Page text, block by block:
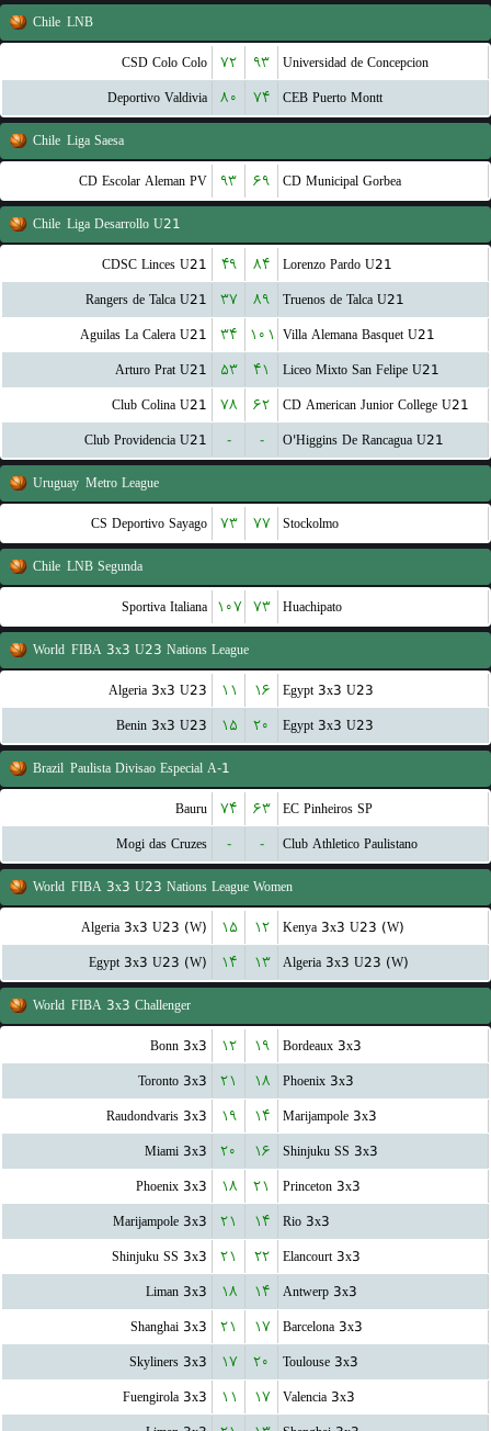
Chile LNB
CSD Colo Colo ۷۲ ۹۳ Universidad de Concepcion
Deportivo Valdivia ۸۰ ۷۴ CEB Puerto Montt
Chile Liga Saesa
CD Escolar Aleman PV ۹۳ ۶۹ CD Municipal Gorbea
Chile Liga Desarrollo U21
CDSC Linces U21 ۴۹ ۸۴ Lorenzo Pardo U21
Rangers de Talca U21 ۳۷ ۸۹ Truenos de Talca U21
Aguilas La Calera U21 ۳۴ ۱۰۱ Villa Alemana Basquet U21
Arturo Prat U21 ۵۳ ۴۱ Liceo Mixto San Felipe U21
Club Colina U21 ۷۸ ۶۲ CD American Junior College U21
Club Providencia U21 - - O'Higgins De Rancagua U21
Uruguay Metro League
CS Deportivo Sayago ۷۳ ۷۷ Stockolmo
Chile LNB Segunda
Sportiva Italiana ۱۰۷ ۷۳ Huachipato
World FIBA 3x3 U23 Nations League
Algeria 3x3 U23 ۱۱ ۱۶ Egypt 3x3 U23
Benin 3x3 U23 ۱۵ ۲۰ Egypt 3x3 U23
Brazil Paulista Divisao Especial A-1
Bauru ۷۴ ۶۳ EC Pinheiros SP
Mogi das Cruzes - - Club Athletico Paulistano
World FIBA 3x3 U23 Nations League Women
Algeria 3x3 U23 (W) ۱۵ ۱۲ Kenya 3x3 U23 (W)
Egypt 3x3 U23 (W) ۱۴ ۱۳ Algeria 3x3 U23 (W)
World FIBA 3x3 Challenger
Bonn 3x3 ۱۲ ۱۹ Bordeaux 3x3
Toronto 3x3 ۲۱ ۱۸ Phoenix 3x3
Raudondvaris 3x3 ۱۹ ۱۴ Marijampole 3x3
Miami 3x3 ۲۰ ۱۶ Shinjuku SS 3x3
Phoenix 3x3 ۱۸ ۲۱ Princeton 3x3
Marijampole 3x3 ۲۱ ۱۴ Rio 3x3
Shinjuku SS 3x3 ۲۱ ۲۲ Elancourt 3x3
Liman 3x3 ۱۸ ۱۴ Antwerp 3x3
Shanghai 3x3 ۲۱ ۱۷ Barcelona 3x3
Skyliners 3x3 ۱۷ ۲۰ Toulouse 3x3
Fuengirola 3x3 ۱۱ ۱۷ Valencia 3x3